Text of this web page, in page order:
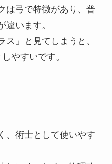
は弓で特徴があり、普
違います。
ス」と見てしまうと、
やすいです。
、術士として使いやす